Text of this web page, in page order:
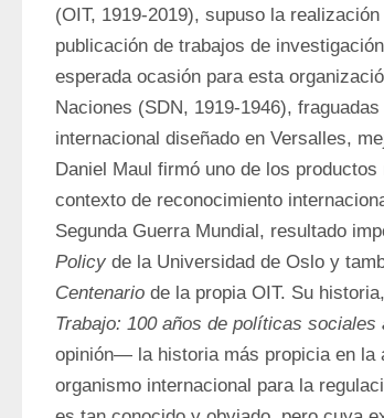
(OIT, 1919-2019), supuso la
publicación de trabajos de
esperada ocasión para esta
Naciones (SDN, 1919-1946),
internacional diseñado en Versalles,
Daniel Maul firmó uno de los
contexto de reconocimiento
Segunda Guerra Mundial, resultado
Policy de la Universidad de Oslo y
Centenario de la propia OIT. Su historia,
Trabajo: 100 años de políticas sociales
opinión— la historia más propicia en la
organismo internacional para la